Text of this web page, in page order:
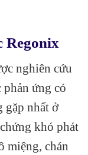
Regonix
nghiên cứu
phản ứng có
gặp nhất ở
khó phát
miệng, chán